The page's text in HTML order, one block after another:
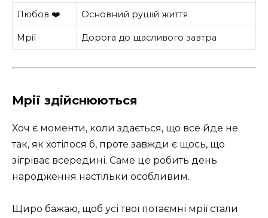
Любов ❤️ Основний рушій життя
Мрії Дорога до щасливого завтра
Мрії здійснюються
Хоч є моменти, коли здається, що все йде не
так, як хотілося б, проте завжди є щось, що
зігріває всередині. Саме це робить день
народження настільки особливим.
Щиро бажаю, щоб усі твої потаємні мрії стали